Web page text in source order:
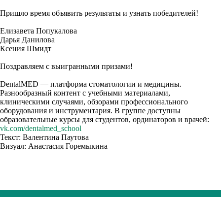
Пришло время объявить результаты и узнать победителей!
Елизавета Попукалова
Дарья Данилова
Ксения Шмидт
Поздравляем с выигранными призами!
DentalMED — платформа стоматологии и медицины.
Разнообразный контент с учебными материалами,
клиническими случаями, обзорами профессионального
оборудования и инструментария. В группе доступны
образовательные курсы для студентов, ординаторов и врачей:
vk.com/dentalmed_school
Текст: Валентина Паутова
Визуал: Анастасия Горемыкина